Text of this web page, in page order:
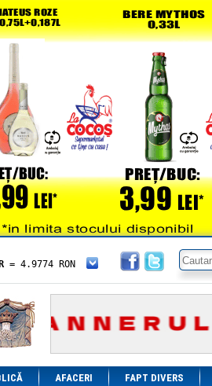
= 4.9774 RON
= 5.8304 RON
= 464.4611 RON
= 1.1933 RON
= 2.7957 RON
= 2.5449 RON
= 3.1559 RON
AFACERI FAPT DIVERS